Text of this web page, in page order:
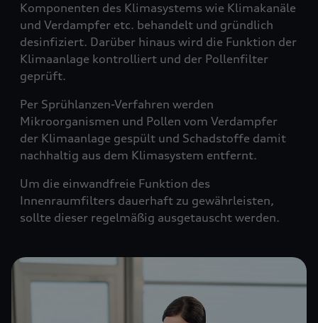
Komponenten des Klimasystems wie Klimakanäle
und Verdampfer etc. behandelt und gründlich
desinfiziert. Darüber hinaus wird die Funktion der
Klimaanlage kontrolliert und der Pollenfilter
geprüft.
Per Sprühlanzen-Verfahren werden
Mikroorganismen und Pollen vom Verdampfer
der Klimaanlage gespült und Schadstoffe damit
nachhaltig aus dem Klimasystem entfernt.
Um die einwandfreie Funktion des
Innenraumfilters dauerhaft zu gewährleisten,
sollte dieser regelmäßig ausgetauscht werden.